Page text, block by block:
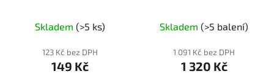
Skladem (>5 ks)
123 Kč bez DPH
149 Kč
Skladem (>5 balení)
1 091 Kč bez DPH
1 320 Kč